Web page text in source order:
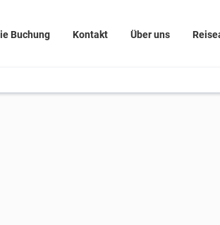
Buchung Kontakt Über uns